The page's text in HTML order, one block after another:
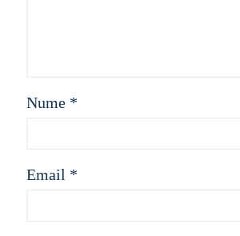
Nume *
Email *